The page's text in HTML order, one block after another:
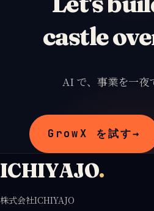
castle
AI で、事業を一夜
GrowX を試す→
ICHIYAJO.
株式会社ICHIYAJO